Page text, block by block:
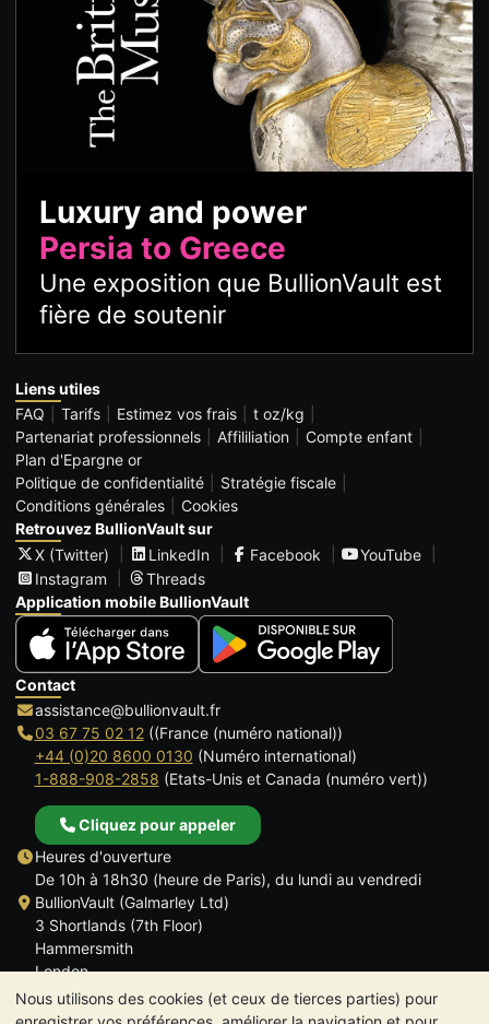
Nous utilisons des cookies (et ceux de tierces parties) pour
Luxury and power
Persia to Greece
Une exposition que BullionVault est
fière de soutenir
Liens utiles
FAQ
Tarifs Estimez vos frais
t oz/kg
Partenariat professionnels
Affililiation
Compte enfant
Plan d'Epargne or
Politique de confidentialité
Stratégie fiscale
Conditions générales
Cookies
Retrouvez BullionVault sur
X (Twitter)
LinkedIn Facebook
YouTube
Instagram
Threads
Application mobile BullionVault
Contact
assistance@bullionvault.fr
03 67 75 02 12((France (numéro national))
+44 (0)20 8600 0130 (Numéro international)
1-888-908-2858 (Etats-Unis et Canada (numéro vert))
Cliquez pour appeler
Heures d'ouverture
De 10h à 18h30 (heure de Paris), du lundi au vendredi
BullionVault (Galmarley Ltd)
3 Shortlands (7th Floor)
Hammersmith
London
W6 8DA
ROYAUME UNI